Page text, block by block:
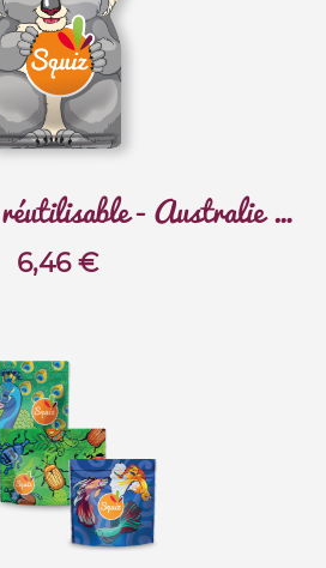
Gourde compote réutilisable - Australie - Koala
6,46€